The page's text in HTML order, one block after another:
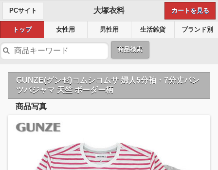
PCサイト 大塚衣料 カートを見る
トップ 女性用 男性用 生活雑貨 ブランド別
商品検索
GUNZE(グンゼ)コムシコムサ 婦人5分袖・7分丈パン
ツパジャマ 天竺 ボーダー柄
商品写真